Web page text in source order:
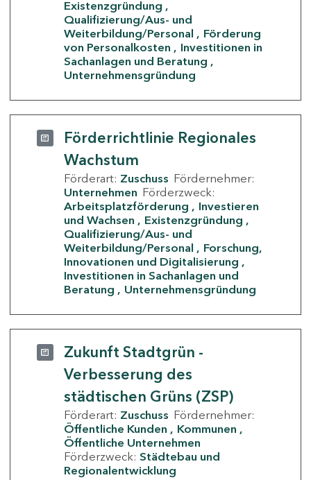
Existenzgründung
Qualifizierung/Aus- und
Weiterbildung/Personal
Förderung
von Personalkosten
Investitionen in
Sachanlagen und Beratung
Unternehmensgründung
Förderrichtlinie Regionales
Wachstum
Förderart: Zuschuss Fördernehmer:
Unternehmen Förderzweck:
Arbeitsplatzförderung
Investieren
und Wachsen
Existenzgründung
Qualifizierung/Aus- und
Weiterbildung/Personal
Forschung,
Innovationen und Digitalisierung
Investitionen in Sachanlagen und
Beratung
Unternehmensgründung
Zukunft Stadtgrün -
Verbesserung des
städtischen Grüns (ZSP)
Förderart: Zuschuss Fördernehmer:
Öffentliche Kunden
Kommunen
Öffentliche Unternehmen
Förderzweck: Städtebau und
Regionalentwicklung